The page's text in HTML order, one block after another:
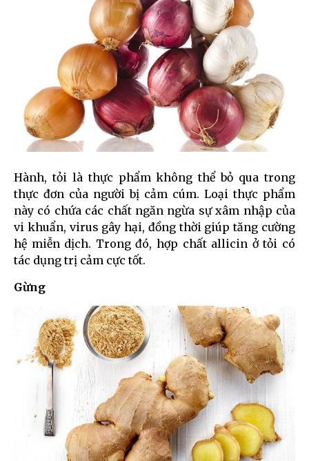
Hành, tỏi là thực phẩm không thể bỏ qua trong
thực đơn của người bị cảm cúm. Loại thực phẩm
này có chứa các chất ngăn ngừa sự xâm nhập của
vi khuẩn, virus gây hại, đồng thời giúp tăng cường
hệ miễn dịch. Trong đó, hợp chất allicin ở tỏi có
tác dụng trị cảm cực tốt.
Gừng